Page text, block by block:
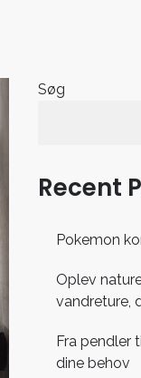
Søg
Recent
Pokemon
Oplev
vandreture,
Fra pendler
dine behov